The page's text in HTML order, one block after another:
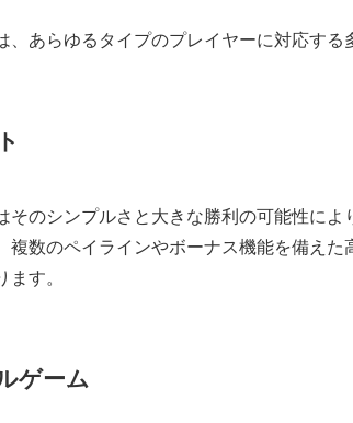
、あらゆるタイプのプレイヤーに対応する
そのシンプルさと大きな勝利の可能性に
複数のペイラインやボーナス機能を備え
ます。
ゲーム